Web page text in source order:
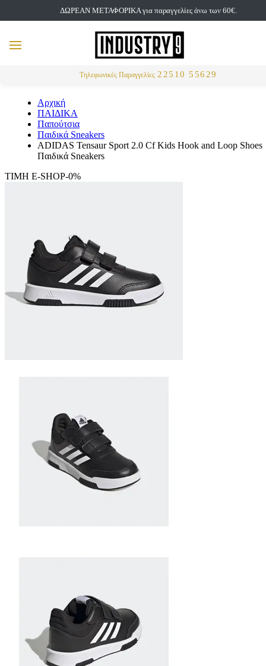
ΔΩΡΕΑΝ ΜΕΤΑΦΟΡΙΚΑ για παραγγελίες άνω των 60€.
Τηλεφωνικές Παραγγελίες 22510 55629
MENU
Αρχική
ΠΑΙΔΙΚΑ
Παπούτσια
Παιδικά Sneakers
ADIDAS Tensaur Sport 2.0 Cf Kids Hook and Loop Shoes
Παιδικά Sneakers
ΤΙΜΗ E-SHOP-0%